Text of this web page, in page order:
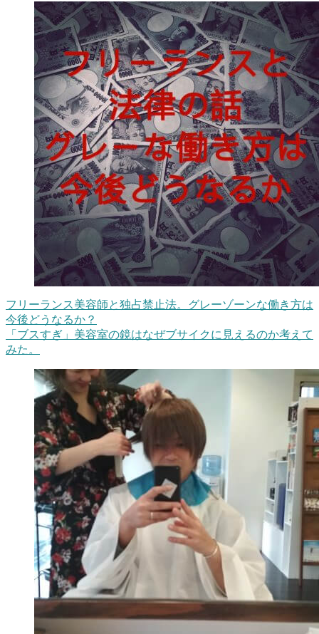
フリーランス美容師と独占禁止法。グレーゾーンな働き方は
今後どうなるか？
「ブスすぎ」美容室の鏡はなぜブサイクに見えるのか考えて
みた。